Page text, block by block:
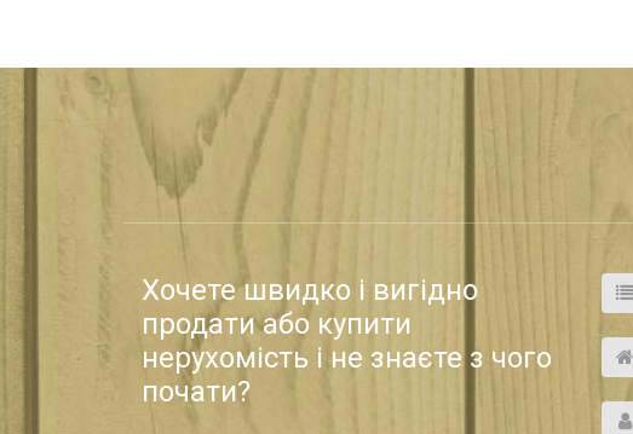
Хочете швидко і вигідно
продати або купити
нерухомість і не знаєте з чого
почати?